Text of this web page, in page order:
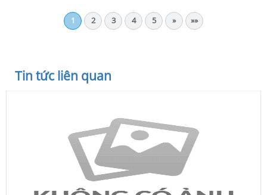
1 2 3 4 5 » »»
Tin tức liên quan